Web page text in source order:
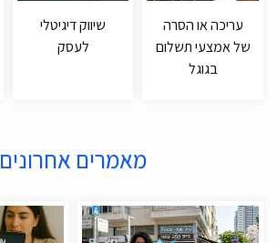
עריכה או הסרה
של אמצעי תשלום
בגוגל
שיווק דיגיטלי
לעסק
מאמרים אחרונים